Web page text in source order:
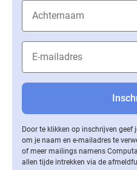
Door te klikken op inschrijven
om je naam en e-mailadres te
of meer mailings namens
allen tijde intrekken via de